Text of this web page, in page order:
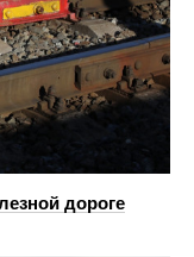
дороге